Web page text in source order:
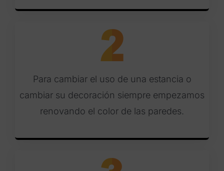
Para cambiar el uso de una estancia o
cambiar su decoración siempre empezamos
renovando el color de las paredes.